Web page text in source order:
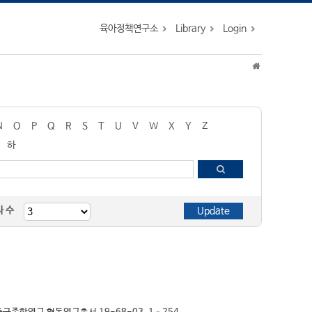
육아정책연구소 Library Login
O P Q R S T U V W X Y
Z
하
수